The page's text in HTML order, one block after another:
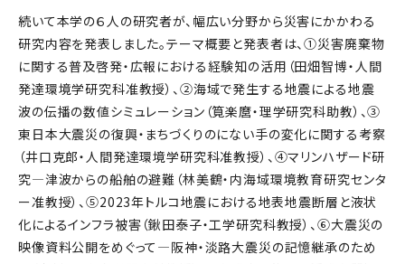
続いて本学の６人の研究者が、幅広い分野から災害にかかわる
研究内容を発表しました。テーマ概要と発表者は、①災害廃棄物
に関する普及啓発・広報における経験知の活用（田畑智博・人間
発達環境学研究科准教授）、②海域で発生する地震による地震
波の伝播の数値シミュレーション（筧楽麿・理学研究科助教）、③
東日本大震災の復興・まちづくりのにない手の変化に関する考察
（井口克郎・人間発達環境学研究科准教授）、④マリンハザード研
究―津波からの船舶の避難（林美鶴・内海域環境教育研究センタ
ー准教授）、⑤2023年トルコ地震における地表地震断層と液状
化によるインフラ被害（鍬田泰子・工学研究科教授）、⑥大震災の
映像資料公開をめぐって―阪神・淡路大震災の記憶継承のため